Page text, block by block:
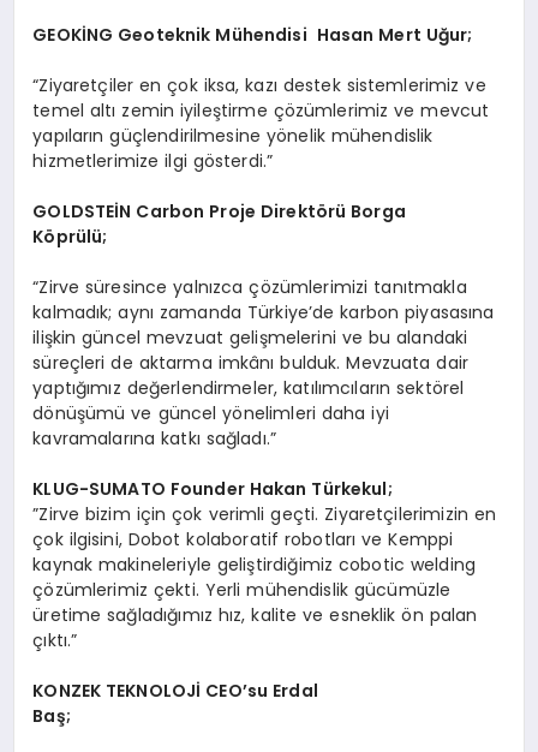
GEOKİNG Geoteknik Mühendisi Hasan Mert Uğur;
“Ziyaretçiler en çok iksa, kazı destek sistemlerimiz ve
temel altı zemin iyileştirme çözümlerimiz ve mevcut
yapıların güçlendirilmesine yönelik mühendislik
hizmetlerimize ilgi gösterdi.”
GOLDSTEİN Carbon Proje Direktörü Borga
Köprülü;
“Zirve süresince yalnızca çözümlerimizi tanıtmakla
kalmadık; aynı zamanda Türkiye’de karbon piyasasına
ilişkin güncel mevzuat gelişmelerini ve bu alandaki
süreçleri de aktarma imkânı bulduk. Mevzuata dair
yaptığımız değerlendirmeler, katılımcıların sektörel
dönüşümü ve güncel yönelimleri daha iyi
kavramalarına katkı sağladı.”
KLUG-SUMATO Founder Hakan Türkekul;
”Zirve bizim için çok verimli geçti. Ziyaretçilerimizin en
çok ilgisini, Dobot kolaboratif robotları ve Kemppi
kaynak makineleriyle geliştirdiğimiz cobotic welding
çözümlerimiz çekti. Yerli mühendislik gücümüzle
üretime sağladığımız hız, kalite ve esneklik ön palan
çıktı.”
KONZEK TEKNOLOJİ CEO’su Erdal
Baş;